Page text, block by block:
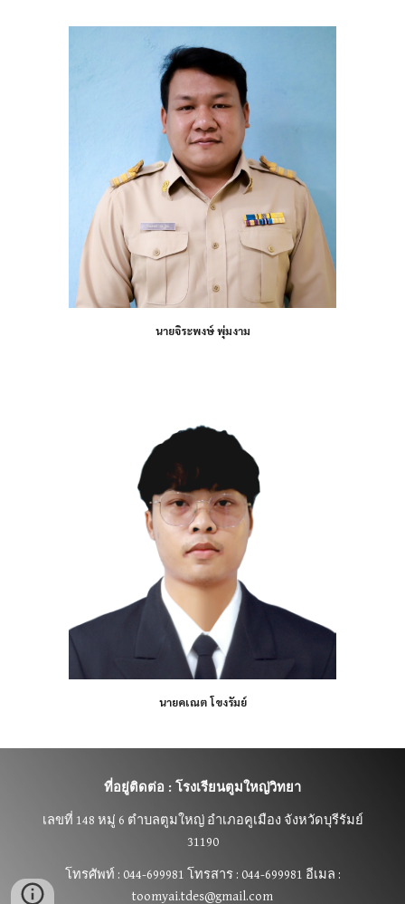
นายจิระพงษ์ พุ่มงาม
นายคเณต โขงรัมย์
ที่อยู่ติดต่อ : โรงเรียนตูมใหญ่วิทยา
เลขที่ 148 หมู่ 6 ตำบลตูมใหญ่ อำเภอคูเมือง จังหวัดบุรีรัมย์
31190
โทรศัพท์ : 044-699981 โทรสาร : 044-699981 อีเมล :
toomyai.tdes@gmail.com